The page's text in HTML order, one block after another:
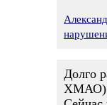
Долго